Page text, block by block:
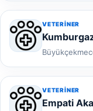
VETERINER
VETERINER
Empati